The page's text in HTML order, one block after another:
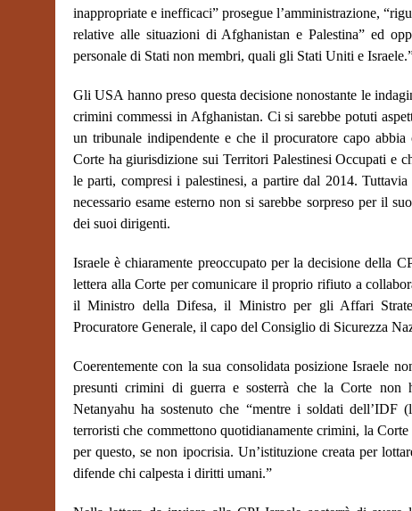
inappropriate e inefficaci” prosegue l’amministrazione,
relative alle situazioni di Afghanistan e Palestina” ed
personale di Stati non membri, quali gli Stati Uniti e
Gli USA hanno preso questa decisione nonostante le
crimini commessi in Afghanistan. Ci si sarebbe potuti
un tribunale indipendente e che il procuratore capo
Corte ha giurisdizione sui Territori Palestinesi Occupati e
le parti, compresi i palestinesi, a partire dal 2014.
necessario esame esterno non si sarebbe sorpreso per il
dei suoi dirigenti.
Israele è chiaramente preoccupato per la decisione della
lettera alla Corte per comunicare il proprio rifiuto a
il Ministro della Difesa, il Ministro per gli Affari
Procuratore Generale, il capo del Consiglio di Sicurezza
Coerentemente con la sua consolidata posizione Israele
presunti crimini di guerra e sosterrà che la Corte non
Netanyahu ha sostenuto che “mentre i soldati dell’IDF
terroristi che commettono quotidianamente crimini, la
per questo, se non ipocrisia. Un’istituzione creata per
difende chi calpesta i diritti umani.”